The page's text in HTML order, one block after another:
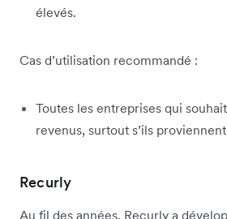
élevés.
Cas d’utilisation recommandé :
Toutes les entreprises qui
revenus, surtout s’ils
Recurly
Au fil des années, Recurly a